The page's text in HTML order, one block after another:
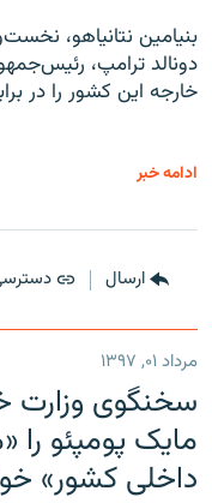
بنیامین نتانیاهو،
دونالد ترامپ،
خارجه این کشور را در
ادامه خبر
ارسال
مرداد ۰۱, ۱۳۹۷
سخنگوی وزارت
مایک پومپئو را
داخلی کشور»